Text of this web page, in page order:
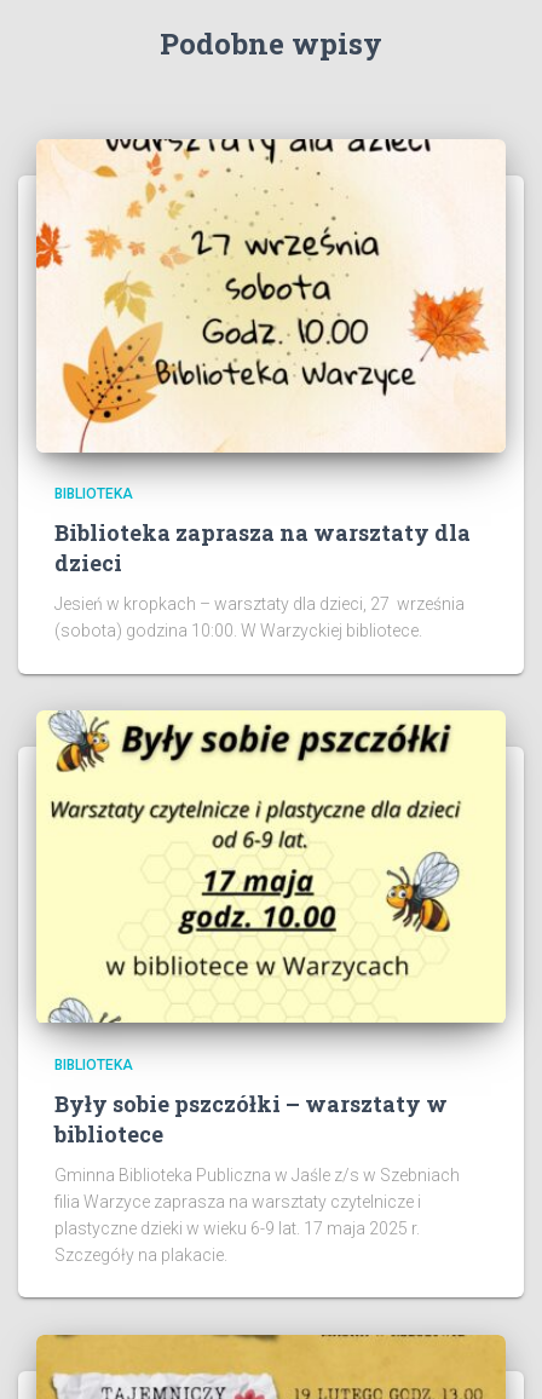
Podobne wpisy
BIBLIOTEKA
Biblioteka zaprasza na warsztaty dla
dzieci
Jesień w kropkach – warsztaty dla dzieci, 27 września
(sobota) godzina 10:00. W Warzyckiej bibliotece.
BIBLIOTEKA
Były sobie pszczółki – warsztaty w
bibliotece
Gminna Biblioteka Publiczna w Jaśle z/s w Szebniach
filia Warzyce zaprasza na warsztaty czytelnicze i
plastyczne dzieki w wieku 6-9 lat. 17 maja 2025 r.
Szczegóły na plakacie.